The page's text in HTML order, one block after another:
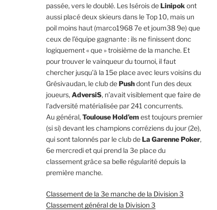
passée, vers le doublé. Les Isérois deLinipok ont
aussi placé deux skieurs dans le Top 10, mais un
poil moins haut (marco1968 7e et joum38 9e) que
ceux de l’équipe gagnante : ils ne finissent donc
logiquement « que » troisième de la manche. Et
pour trouver le vainqueur du tournoi, il faut
chercher jusqu’à la 15e place avec leurs voisins du
Grésivaudan, le club dePushdont l’un des deux
joueurs,AdversiS, n’avait visiblement que faire de
l’adversité matérialisée par 241 concurrents.
Au général,Toulouse Hold’emest toujours premier
(si si) devant les champions corréziens du jour (2e),
qui sont talonnés par le club deLa Garenne Poker,
6e mercredi et qui prend la 3e place du
classement grâce sa belle régularité depuis la
première manche.
Classement de la 3e manche de la Division 3
Classement général de la Division 3